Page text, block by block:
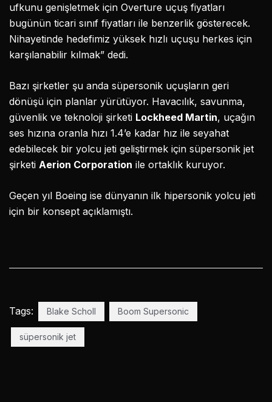
ufkunu genişletmek için Overture uçuş fiyatları
bugünün ticari sınıf fiyatları ile benzerlik gösterecek.
Nihayetinde hedefimiz yüksek hızlı uçuşu herkes için
karşılanabilir kılmak” dedi.
Bazı şirketler şu anda süpersonik uçuşların geri
dönüşü için planlar yürütüyor. Havacılık, savunma,
güvenlik ve teknoloji şirketi Lockheed Martin, uçağın
ses hızına oranla hızı 1.4’e kadar hız ile seyahat
edebilecek bir yolcu jeti geliştirmek için süpersonik jet
şirketi Aerion Corporation ile ortaklık kuruyor.
Geçen yıl Boeing ise dünyanın ilk hipersonik yolcu jeti
için bir konsept açıklamıştı.
Tags: Blake Scholl Boom Supersonic
süpersonik jet